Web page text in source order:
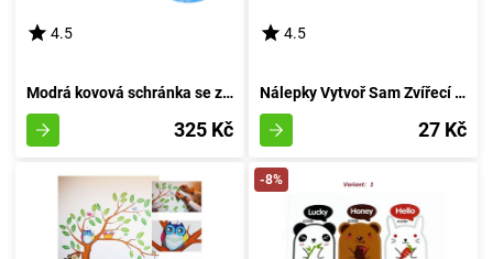
4.5
Modrá kovová schránka se zámkem na zavěšení
325 Kč
4.5
Nálepky Vytvoř Sam Zvířecí Obrázky
27 Kč
-8%